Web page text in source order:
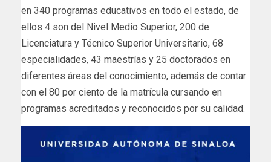
en 340 programas educativos en todo el estado, de
ellos 4 son del Nivel Medio Superior, 200 de
Licenciatura y Técnico Superior Universitario, 68
especialidades, 43 maestrías y 25 doctorados en
diferentes áreas del conocimiento, además de contar
con el 80 por ciento de la matrícula cursando en
programas acreditados y reconocidos por su calidad.